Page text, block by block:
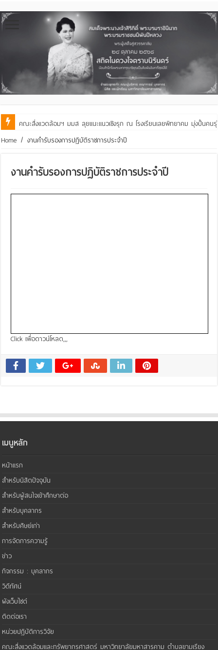
คณะสิ่งแวดล้อมฯ มมส ลุยแนะแนวเชิงรุก ณ โรงเรียนเลยพิทยาคม มุ่งปั้นคนรุ่
คณะสิ่งแวดล้อมฯ ร่วมกับเทศบาลเมืองมหาสารคาม ต่อยอดภูมิปัญญากลองย
Home / งานคำรับรองการปฏิบัติราชการประจำปี
งานคำรับรองการปฏิบัติราชการประจำปี
Click เพื่อดาวน์โหลด,,,
เมนูหลัก
หน้าแรก
สำหรับนิสิตปัจจุบัน
สำหรับผู้สนใจเข้าศึกษาต่อ
สำหรับบุคลากร
สำหรับศิษย์เก่า
การจัดการความรู้
ข่าว
กิจกรรม : บุคลากร
วิดีทัศน์
ผังเว็บไซต์
ติดต่อเรา
หน่วยปฏิบัติการวิจัย
คณะสิ่งแวดล้อมและทรัพยากรศาสตร์ มหาวิทยาลัยมหาสารคาม ตำบลขามเรียง